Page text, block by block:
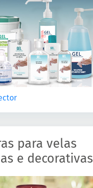
para velas
e decorativas